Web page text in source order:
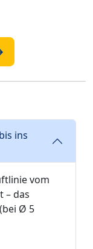
ins
vom
– das
Ø 5